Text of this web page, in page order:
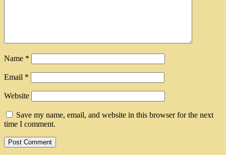
Name *
Email *
Website
Save my name, email, and website in this browser for the next
time I comment.